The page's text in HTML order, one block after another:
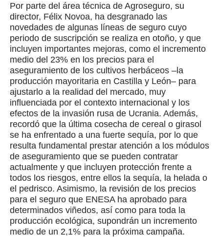
Por parte del área técnica de Agroseguro, su
director, Félix Novoa, ha desgranado las
novedades de algunas líneas de seguro cuyo
periodo de suscripción se realiza en otoño, y que
incluyen importantes mejoras, como el incremento
medio del 23% en los precios para el
aseguramiento de los cultivos herbáceos –la
producción mayoritaria en Castilla y León– para
ajustarlo a la realidad del mercado, muy
influenciada por el contexto internacional y los
efectos de la invasión rusa de Ucrania. Además,
recordó que la última cosecha de cereal o girasol
se ha enfrentado a una fuerte sequía, por lo que
resulta fundamental prestar atención a los módulos
de aseguramiento que se pueden contratar
actualmente y que incluyen protección frente a
todos los riesgos, entre ellos la sequía, la helada o
el pedrisco. Asimismo, la revisión de los precios
para el seguro que ENESA ha aprobado para
determinados viñedos, así como para toda la
producción ecológica, supondrán un incremento
medio de un 2,1% para la próxima campaña.